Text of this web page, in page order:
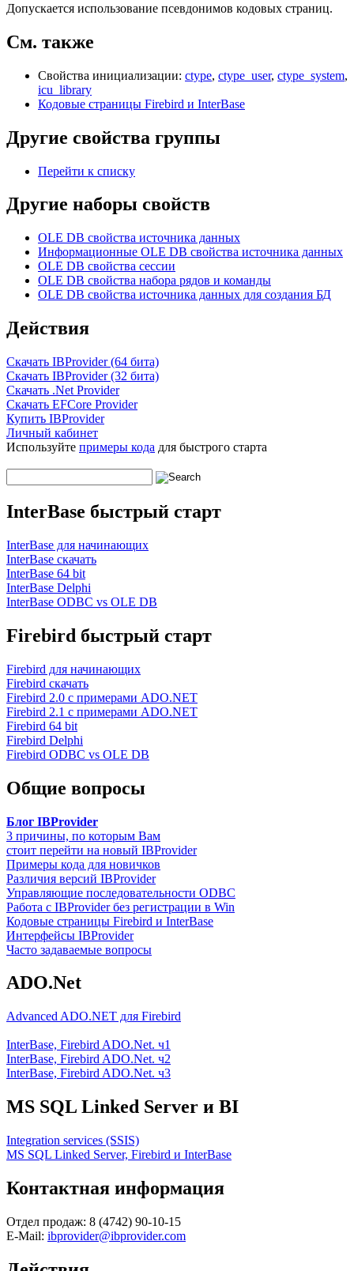
Допускается использование псевдонимов кодовых страниц.
См. также
Свойства инициализации: ctype, ctype_user, ctype_system,
icu_library
Кодовые страницы Firebird и InterBase
Другие свойства группы
Перейти к списку
Другие наборы свойств
OLE DB свойства источника данных
Информационные OLE DB свойства источника данных
OLE DB свойства сессии
OLE DB свойства набора рядов и команды
OLE DB свойства источника данных для создания БД
Действия
Скачать IBProvider (64 бита)
Скачать IBProvider (32 бита)
Скачать .Net Provider
Скачать EFCore Provider
Купить IBProvider
Личный кабинет
Используйте примеры кода для быстрого старта
InterBase быстрый старт
InterBase для начинающих
InterBase скачать
InterBase 64 bit
InterBase Delphi
InterBase ODBC vs OLE DB
Firebird быстрый старт
Firebird для начинающих
Firebird скачать
Firebird 2.0 с примерами ADO.NET
Firebird 2.1 с примерами ADO.NET
Firebird 64 bit
Firebird Delphi
Firebird ODBC vs OLE DB
Общие вопросы
Блог IBProvider
3 причины, по которым Вам
стоит перейти на новый IBProvider
Примеры кода для новичков
Различия версий IBProvider
Управляющие последовательности ODBC
Работа с IBProvider без регистрации в Win
Кодовые страницы Firebird и InterBase
Интерфейсы IBProvider
Часто задаваемые вопросы
ADO.Net
Advanced ADO.NET для Firebird
InterBase, Firebird ADO.Net. ч1
InterBase, Firebird ADO.Net. ч2
InterBase, Firebird ADO.Net. ч3
MS SQL Linked Server и BI
Integration services (SSIS)
MS SQL Linked Server, Firebird и InterBase
Контактная информация
Отдел продаж: 8 (4742) 90-10-15
E-Mail: ibprovider@ibprovider.com